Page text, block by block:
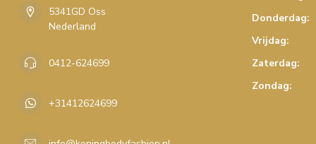
5341GD Oss
Nederland
0412-624699
+31412624699
Donderdag:
Vrijdag:
Zaterdag:
Zondag: